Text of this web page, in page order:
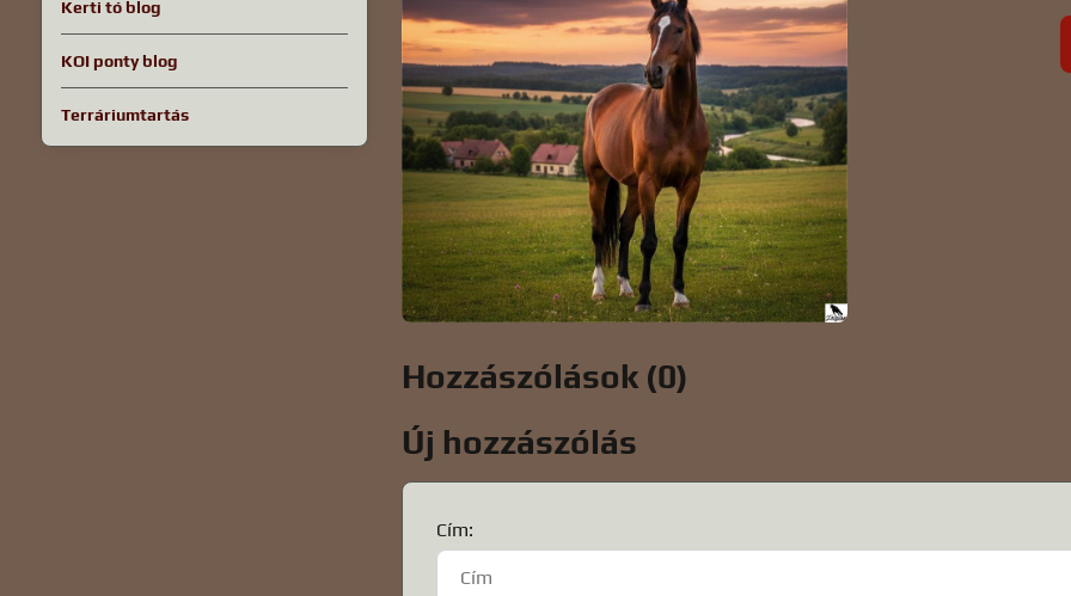
Hozzászólások (0)
Új hozzászólás
Cím:
Kerti tó blog
KOI ponty blog
Terráriumtartás